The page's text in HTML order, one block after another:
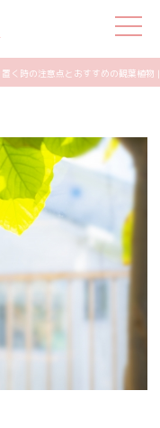
の悩み
持ち
る
く時の注意点とおすすめの観葉植物